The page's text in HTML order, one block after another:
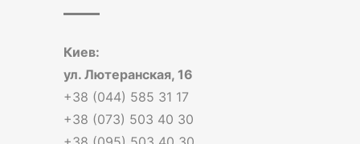
Киев:
ул. Лютеранская, 16
+38 (044) 585 31 17
+38 (073) 503 40 30